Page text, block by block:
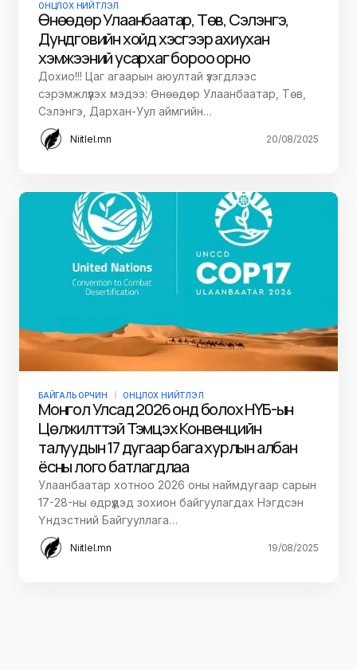
ОНЦЛОХ НИЙТЛЭЛ
Өнөөдөр Улаанбаатар, Төв, Сэлэнгэ,
Дундговийн хойд хэсгээр ахиухан
хэмжээний усархаг бороо орно
Дохио!!! Цаг агаарын аюултай үзэгдлээс
сэрэмжлүүлэх мэдээ: Өнөөдөр Улаанбаатар, Төв,
Сэлэнгэ, Дархан-Уул аймгийн…
Niitlel.mn 20/08/2025
БАЙГАЛЬ ОРЧИН ОНЦЛОХ НИЙТЛЭЛ
Монгол Улсад 2026 онд болох НҮБ-ын
Цөлжилттэй Тэмцэх Конвенцийн
талуудын 17 дугаар бага хурлын албан
ёсны лого батлагдлаа
Улаанбаатар хотноо 2026 оны наймдугаар сарын
17-28-ны өдрүүдэд зохион байгуулагдах Нэгдсэн
Үндэстний Байгууллага…
Niitlel.mn 19/08/2025